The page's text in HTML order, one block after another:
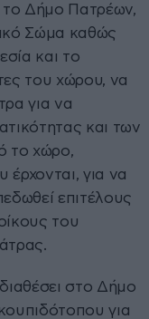
το Δήμο Πατρέων,
Σώμα καθώς
και το
του χώρου, να
για να
και των
το χώρο,
έρχονται, για να
επιτέλους
του
στο Δήμο
για